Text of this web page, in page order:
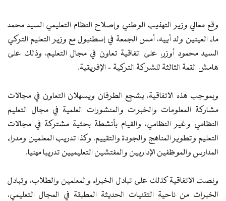
وقع معالي وزير التهذيب الوطني وإصلاح النظام التعليمي السيد محمد
ماء العينين ولد أييه، أمس الجمعة في إسطنبول مع وزير التعليم التركي
السيد محمود أوزر، على اتفاقية تعاون في مجال التعليم، وذلك على
هامش القمة الثالثة للشراكة التركية – الإفريقية.
وبموجب هذه الاتفاقية، يشجع الطرفان ويسهلان التعاون في مجالات
مشاركة المعلومات والخبرات والمنشورات العلمية في مجال التعليم
النظامي وغير النظامي، والقيام بأنشطة بحثية مشتركة في مجالات
التعليم وتطوير المناهج والجودة والتقييم، وكذا تدريب المعلمين ومدراء
المدارس والموظفين الإداريين والمفتشين التعليميين تدريبا مهنيا.
ونصت الاتفاقية كذلك على تبادل الخبراء والمعلمين والطلاب، وتبادل
الخبرات من ناحية التقنيات الحديثة المطبقة في المجال التعليمي،